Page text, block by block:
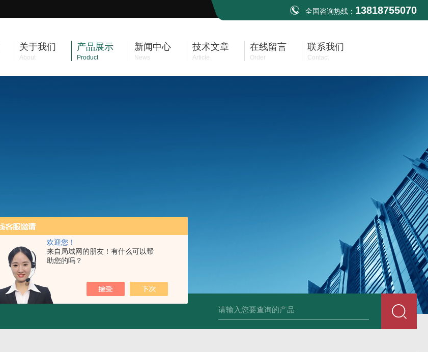
欢迎您！
来自局域网的朋友！有什么可以帮
助您的吗？
全国咨询热线： 13818755070
关于我们
About
产品展示
Product
新闻中心
News
技术文章
Article
在线留言
Order
联系我们
Contact